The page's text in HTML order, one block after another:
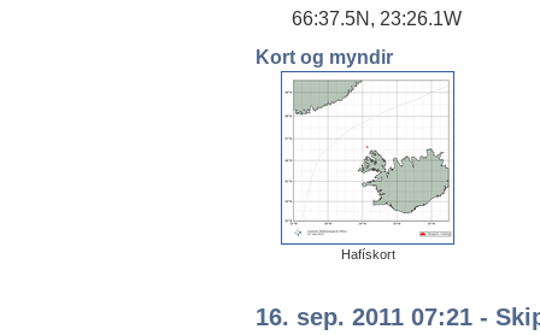
66:37.5N, 23:26.1W
Kort og myndir
Hafískort
16. sep. 2011 07:21 -